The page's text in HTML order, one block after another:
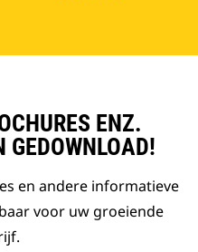
ENZ.
GEDOWNLOAD!
en andere informatieve
voor uw groeiende